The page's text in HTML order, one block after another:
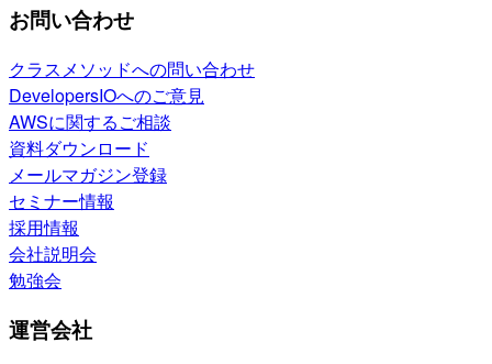
お問い合わせ
クラスメソッドへの問い合わせ
DevelopersIOへのご意見
AWSに関するご相談
資料ダウンロード
メールマガジン登録
セミナー情報
採用情報
会社説明会
勉強会
運営会社